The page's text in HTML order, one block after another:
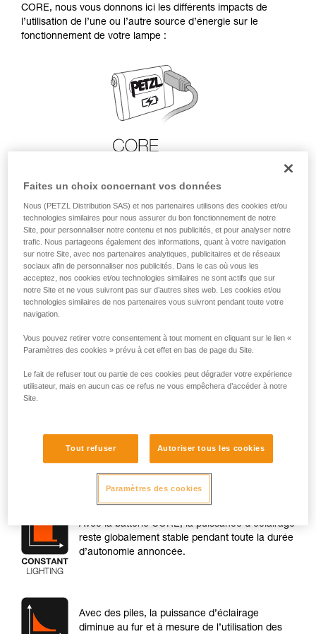
CORE, nous vous donnons ici les différents impacts de
l’utilisation de l’une ou l’autre source d’énergie sur le
fonctionnement de votre lampe :
Puissance
batterie CORE. La différence de puissance à l’allumage peut
être de l’ordre de 10 % maximum.
En revanche, pendant l’utilisation de la lampe, il existe une
différence de comportement :
Avec la batterie CORE, la puissance d’éclairage
reste globalement stable pendant toute la durée
d’autonomie annoncée.
Avec des piles, la puissance d’éclairage
diminue au fur et à mesure de l’utilisation des
Faites un choix concernant vos données
Nous (PETZL Distribution SAS) et nos partenaires utilisons des cookies et/ou
technologies similaires pour nous assurer du bon fonctionnement de notre
Site, pour personnaliser notre contenu et nos publicités, et pour analyser notre
trafic. Nous partageons également des informations, quant à votre navigation
sur notre Site, avec nos partenaires analytiques, publicitaires et de réseaux
sociaux afin de personnaliser nos publicités. Dans le cas où vous les
acceptez, nos cookies et/ou technologies similaires ne sont actifs que sur
notre Site et ne vous suivront pas sur d’autres sites web. Les cookies et/ou
technologies similaires de nos partenaires vous suivront pendant toute votre
navigation.
Vous pouvez retirer votre consentement à tout moment en cliquant sur le lien «
Paramètres des cookies » prévu à cet effet en bas de page du Site.
Le fait de refuser tout ou partie de ces cookies peut dégrader votre expérience
utilisateur, mais en aucun cas ce refus ne vous empêchera d’accéder à notre
Site.
Tout refuser Autoriser tous les cookies
Paramètres des cookies